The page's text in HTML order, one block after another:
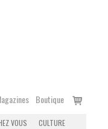
Boutique
Voir
VOUS
CULTURE